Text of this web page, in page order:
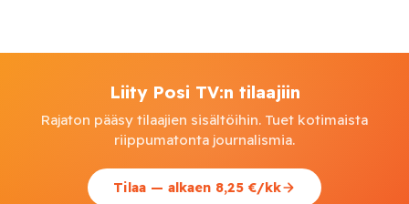
Liity Posi TV:n tilaajiin
Rajaton pääsy tilaajien sisältöihin. Tuet kotimaista
riippumatonta journalismia.
Tilaa — alkaen 8,25 €/kk